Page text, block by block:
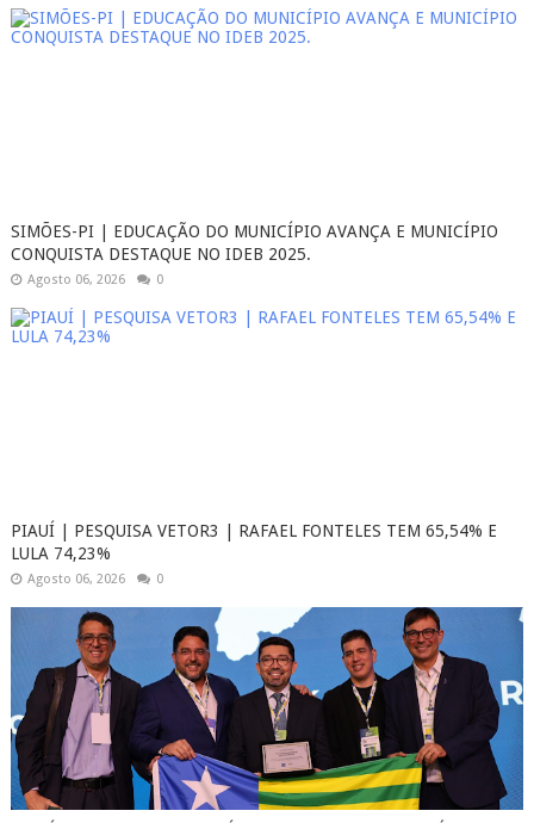
SIMÕES-PI | EDUCAÇÃO DO MUNICÍPIO AVANÇA E MUNICÍPIO
CONQUISTA DESTAQUE NO IDEB 2025.
Agosto 06, 2026 0
PIAUÍ | PESQUISA VETOR3 | RAFAEL FONTELES TEM 65,54% E
LULA 74,23%
Agosto 06, 2026 0